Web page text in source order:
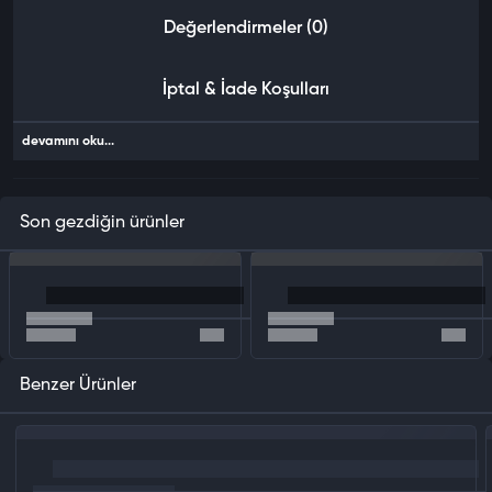
Değerlendirmeler (0)
İptal & İade Koşulları
devamını oku...
Son gezdiğin ürünler
Benzer Ürünler